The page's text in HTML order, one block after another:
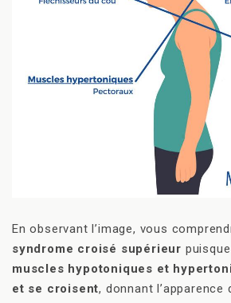
En observant l’image, vous
syndrome croisé supérieur puisque
muscles hypotoniques et
et se croisent, donnant l’apparence